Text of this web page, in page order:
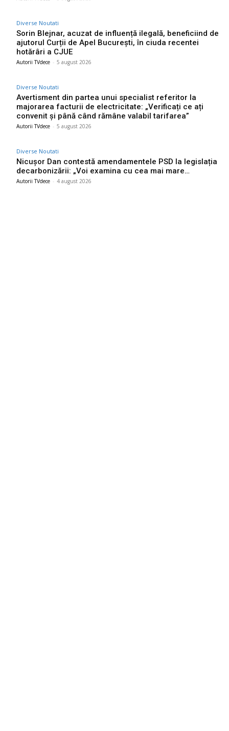
Diverse Noutati
Sorin Blejnar, acuzat de influență ilegală, beneficiind de
ajutorul Curții de Apel București, în ciuda recentei
hotărâri a CJUE
Autorii TVdece - 5 august 2026
Diverse Noutati
Avertisment din partea unui specialist referitor la
majorarea facturii de electricitate: „Verificați ce ați
convenit și până când rămâne valabil tarifarea”
Autorii TVdece - 5 august 2026
Diverse Noutati
Nicușor Dan contestă amendamentele PSD la legislația
decarbonizării: „Voi examina cu cea mai mare…
Autorii TVdece - 4 august 2026